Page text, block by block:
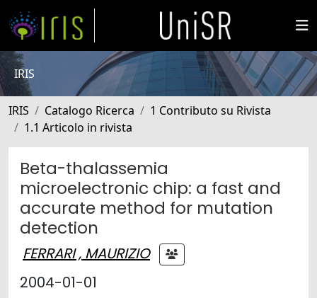
IRIS
IRIS Catalogo Ricerca
1 Contributo su Rivista
1.1 Articolo in rivista
Beta-thalassemia
microelectronic chip: a fast and
accurate method for mutation
detection
FERRARI , MAURIZIO
2004-01-01